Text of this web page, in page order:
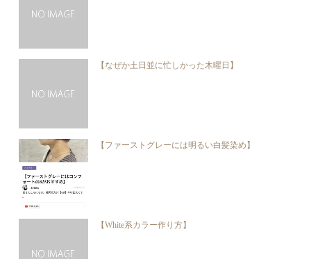
【なぜか土日並に忙しかった木曜日】
【ファーストグレーには明るい白髪染め】
【White系カラー作り方】